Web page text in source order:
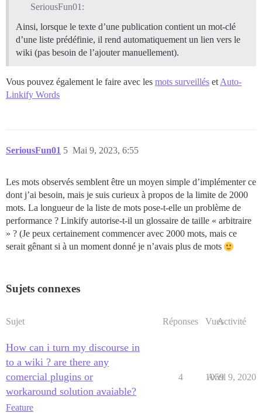
SeriousFun01:
Ainsi, lorsque le texte d’une publication contient un mot-clé
d’une liste prédéfinie, il rend automatiquement un lien vers le
wiki (pas besoin de l’ajouter manuellement).
Vous pouvez également le faire avec les mots surveillés et Auto-
Linkify Words
SeriousFun01 Mai 9, 2023, 6:55
5
Les mots observés semblent être un moyen simple d’implémenter ce
dont j’ai besoin, mais je suis curieux à propos de la limite de 2000
mots. La longueur de la liste de mots pose-t-elle un problème de
performance ? Linkify autorise-t-il un glossaire de taille « arbitraire
» ? (Je peux certainement commencer avec 2000 mots, mais ce
serait gênant si à un moment donné je n’avais plus de mots
Sujets connexes
Sujet Réponses VuesActivité
How can i turn my discourse in
to a wiki ? are there any
comercial plugins or
workaround solution avaiable?
Feature
4 1059
Avril 9, 2020